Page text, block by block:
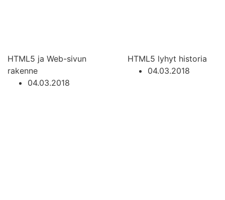
HTML5 ja Web-sivun
rakenne
04.03.2018
HTML5 lyhyt historia
04.03.2018